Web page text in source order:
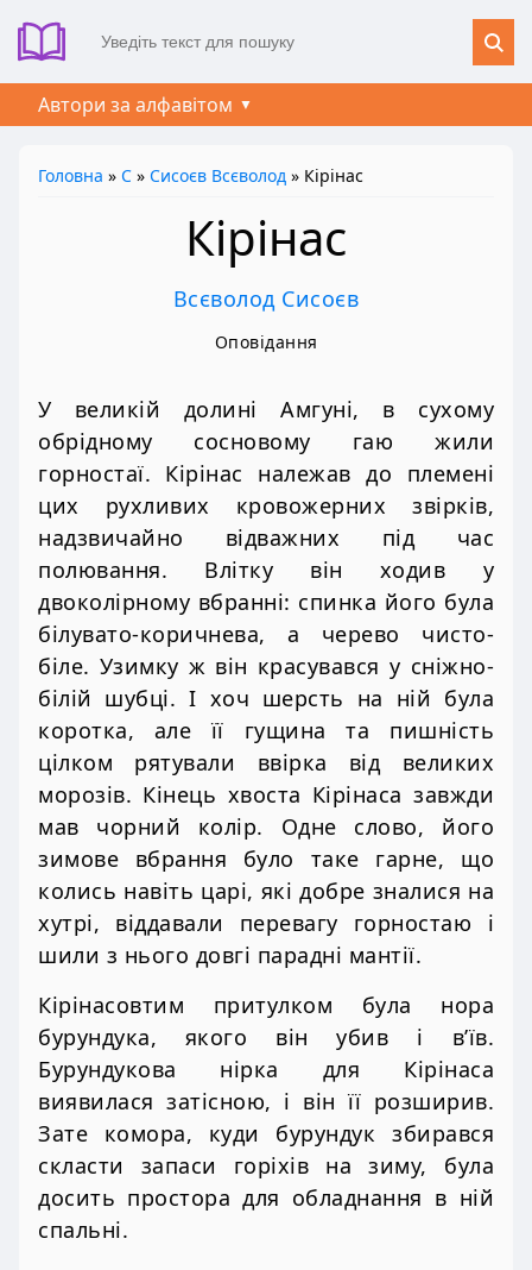
Автори за алфавітом
Головна » С » Сисоєв Всєволод » Кірінас
Кірінас
Всєволод Сисоєв
Оповідання
У великій долині Амгуні, в сухому
обрідному сосновому гаю жили
горностаї. Кірінас належав до племені
цих рухливих кровожерних звірків,
надзвичайно відважних під час
полювання. Влітку він ходив у
двоколірному вбранні: спинка його була
білувато-коричнева, а черево чисто-
біле. Узимку ж він красувався у сніжно-
білій шубці. І хоч шерсть на ній була
коротка, але її гущина та пишність
цілком рятували ввірка від великих
морозів. Кінець хвоста Кірінаса завжди
мав чорний колір. Одне слово, його
зимове вбрання було таке гарне, що
колись навіть царі, які добре зналися на
хутрі, віддавали перевагу горностаю і
шили з нього довгі парадні мантії.
Кірінасовтим притулком була нора
бурундука, якого він убив і в’їв.
Бурундукова нірка для Кірінаса
виявилася затісною, і він її розширив.
Зате комора, куди бурундук збирався
скласти запаси горіхів на зиму, була
досить простора для обладнання в ній
спальні.